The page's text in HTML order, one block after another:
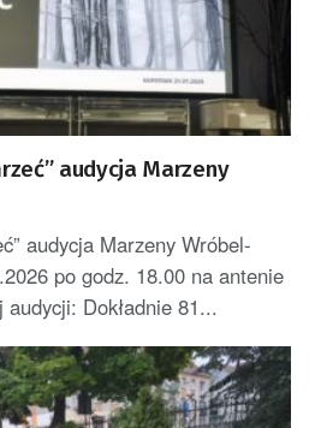
audycja Marzeny
audycja Marzeny Wróbel-
po godz. 18.00 na antenie
audycji: Dokładnie 81...